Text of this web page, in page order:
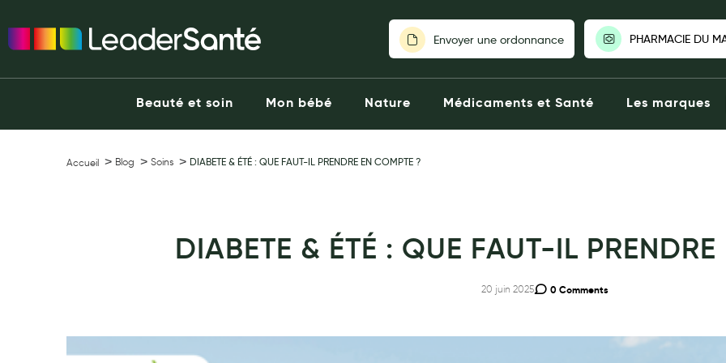
Ouvrir l'application
Envoyer une ordonnance PHARMACIE DU
Minceur
Dentifrices et bains de bouche
Crème solaire - Visage et corps
Beauté et soin Mon bébé Nature Médicaments et Santé Les marques
Accueil Blog Soins DIABETE & ÉTÉ : QUE FAUT-IL PRENDRE EN COMPTE ?
DIABETE & ÉTÉ : QUE FAUT-IL
20 juin 2025 0 Comments